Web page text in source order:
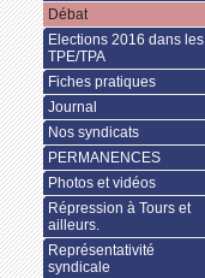
Débat
Elections 2016 dans les
TPE/TPA
Fiches pratiques
Journal
Nos syndicats
PERMANENCES
Photos et vidéos
Répression à Tours et
ailleurs.
Représentativité
syndicale